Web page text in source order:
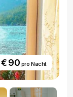
€ 90 pro Nacht